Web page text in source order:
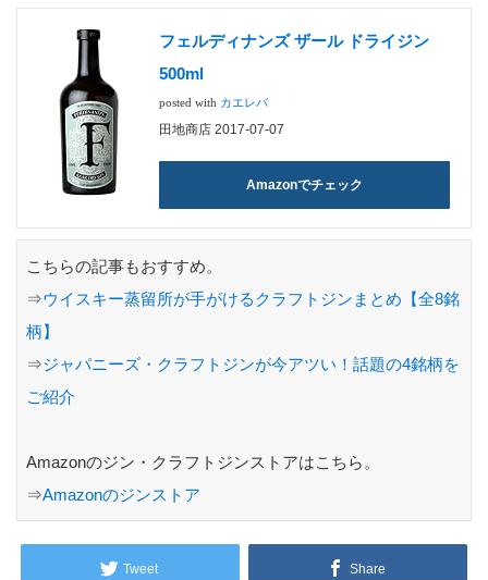
フェルディナンズ ザール ドライジン
500ml
posted with カエレバ
田地商店 2017-07-07
Amazonでチェック
こちらの記事もおすすめ。
⇒ウイスキー蒸留所が手がけるクラフトジンまとめ【全8銘
柄】
⇒ジャパニーズ・クラフトジンが今アツい！話題の4銘柄を
ご紹介
Amazonのジン・クラフトジンストアはこちら。
⇒Amazonのジンストア
Tweet Share